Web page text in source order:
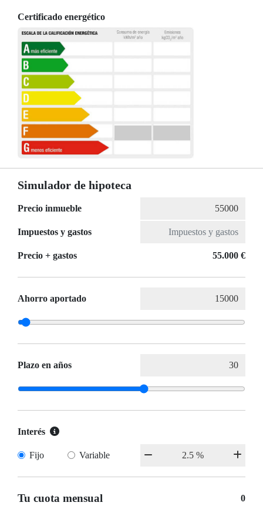
Certificado energético
Simulador de hipoteca
Precio inmueble
Impuestos y gastos
Precio + gastos 55.000 €
Ahorro aportado
Plazo en años
Interés
Fijo Variable
Tu cuota mensual 0